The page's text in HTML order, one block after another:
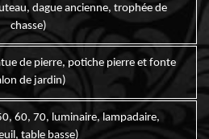
dague ancienne, trophée de
chasse)
de pierre, potiche pierre et fonte
de jardin)
60, 70, luminaire, lampadaire,
table basse)